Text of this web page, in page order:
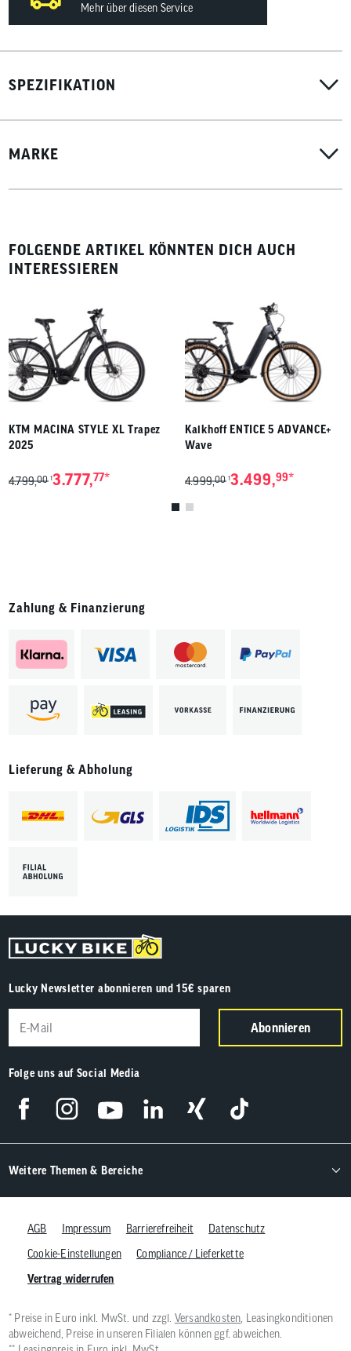
Mehr über diesen Service
SPEZIFIKATION
MARKE
FOLGENDE ARTIKEL KÖNNTEN DICH AUCH
INTERESSIEREN
KTM MACINA STYLE XL Trapez
2025
4.799,00 13.777,77*
Kalkhoff ENTICE 5 ADVANCE+
Wave
4.999,00 13.499,99*
Zahlung & Finanzierung
Lieferung & Abholung
Lucky Newsletter abonnieren und 15€ sparen
Abonnieren
Folge uns auf Social Media
Weitere Themen & Bereiche
AGB Impressum Barrierefreiheit
Datenschutz
Cookie-Einstellungen
Compliance / Lieferkette
Vertrag widerrufen
* Preise in Euro inkl. MwSt. und zzgl. Versandkosten , Leasingkonditionen
abweichend, Preise in unseren Filialen können ggf. abweichen.